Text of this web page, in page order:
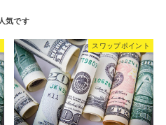
スワップポイント